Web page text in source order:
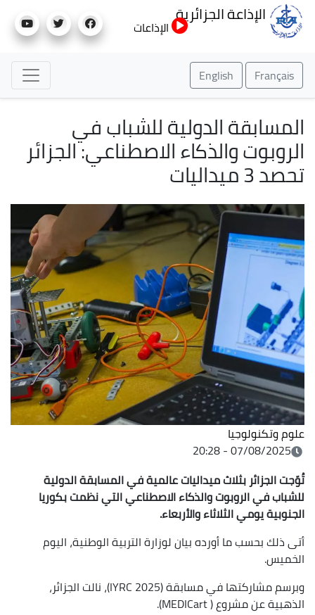
إلى
الإذاعة الجزائرية
الإذاعات
Français
English
المسابقة الدولية للشباب في
الروبوت والذكاء الاصطناعي: الجزائر
تحصد 3 ميداليات
علوم وتكنولوجيا
07/08/2025 - 20:28
تُوّجت الجزائر بثلاث ميداليات عالمية في المسابقة الدولية
للشباب في الروبوت والذكاء الاصطناعي التي نظمت بكوريا
الجنوبية يومي الثلاثاء والأربعاء.
أتى ذلك بحسب ما أورده بيان لوزارة التربية الوطنية، اليوم
الخميس.
وبرسم مشاركتها في مسابقة (IYRC 2025)، نالت الجزائر،
الذهبية عن مشروع ( MEDICart).